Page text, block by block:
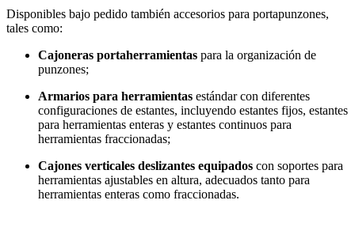
Disponibles bajo pedido también accesorios para portapunzones,
tales como:
Cajoneras portaherramientas para la organización de
punzones;
Armarios para herramientas estándar con diferentes
configuraciones de estantes, incluyendo estantes fijos, estantes
para herramientas enteras y estantes continuos para
herramientas fraccionadas;
Cajones verticales deslizantes equipados con soportes para
herramientas ajustables en altura, adecuados tanto para
herramientas enteras como fraccionadas.